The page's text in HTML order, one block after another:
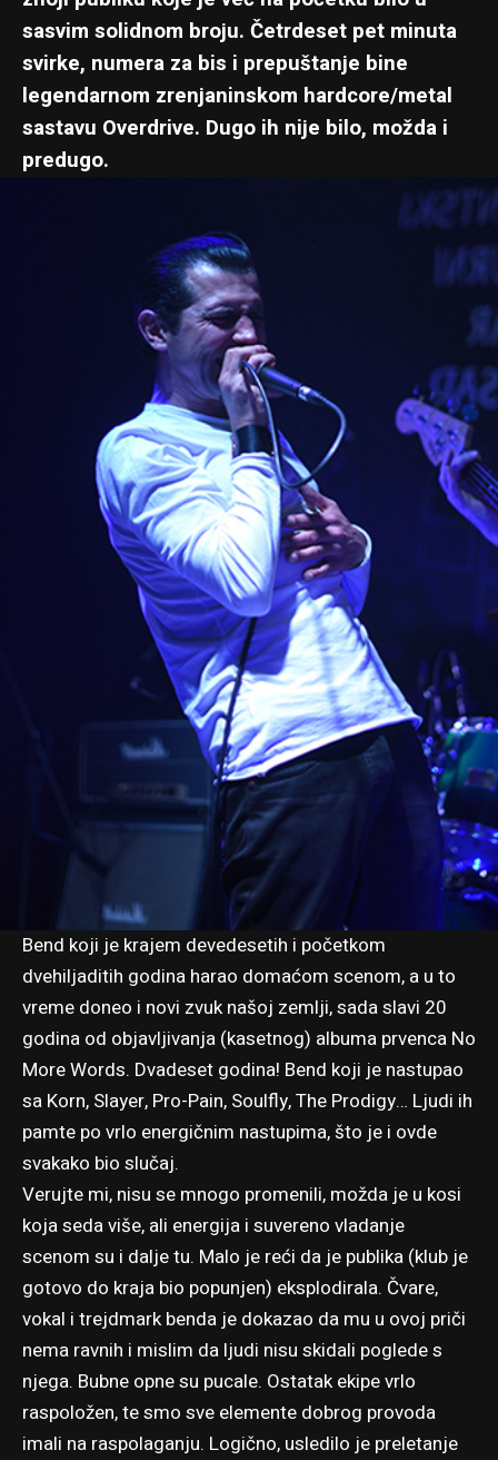
sasvim solidnom broju. Četrdeset pet minuta
svirke, numera za bis i prepuštanje bine
legendarnom zrenjaninskom hardcore/metal
sastavu Overdrive. Dugo ih nije bilo, možda i
predugo.
Bend koji je krajem devedesetih i početkom
dvehiljaditih godina harao domaćom scenom, a u to
vreme doneo i novi zvuk našoj zemlji, sada slavi 20
godina od objavljivanja (kasetnog) albuma prvenca No
More Words. Dvadeset godina! Bend koji je nastupao
sa Korn, Slayer, Pro-Pain, Soulfly, The Prodigy… Ljudi ih
pamte po vrlo energičnim nastupima, što je i ovde
svakako bio slučaj.
Verujte mi, nisu se mnogo promenili, možda je u kosi
koja seda više, ali energija i suvereno vladanje
scenom su i dalje tu. Malo je reći da je publika (klub je
gotovo do kraja bio popunjen) eksplodirala. Čvare,
vokal i trejdmark benda je dokazao da mu u ovoj priči
nema ravnih i mislim da ljudi nisu skidali poglede s
njega. Bubne opne su pucale. Ostatak ekipe vrlo
raspoložen, te smo sve elemente dobrog provoda
imali na raspolaganju. Logično, usledilo je preletanje